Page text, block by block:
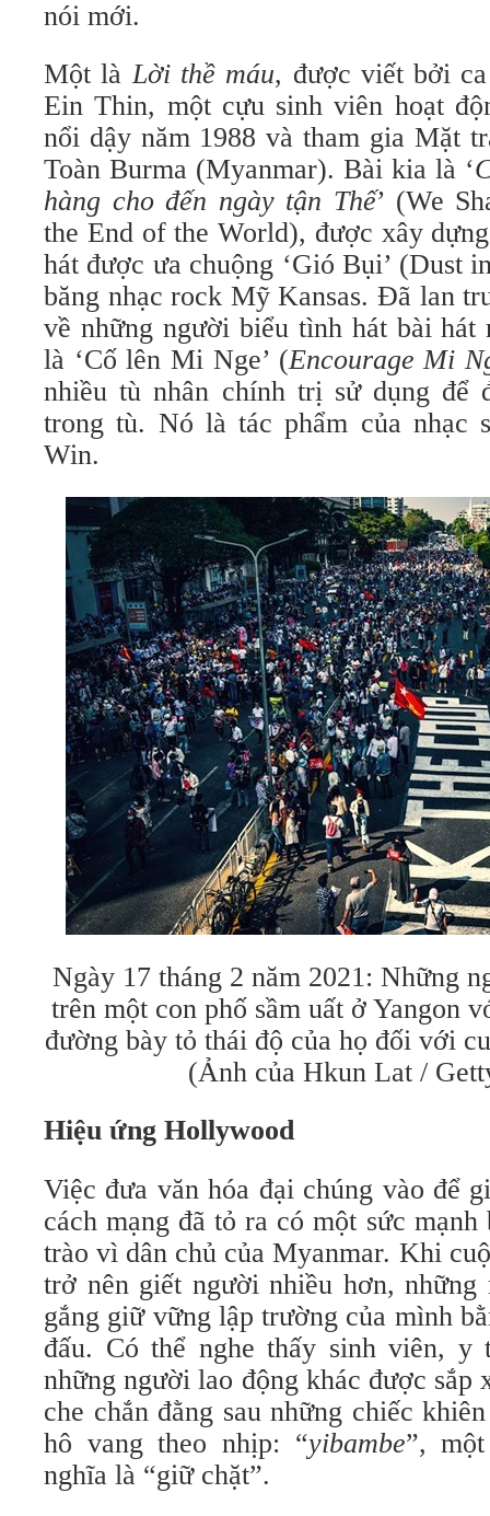
nói mới.
Một làLời thề máu, được viết bởi
Ein Thin, một cựu sinh viên hoạt
nổi dậy năm 1988 và tham gia Mặt
Toàn Burma (Myanmar). Bài kia là ‘
hàng cho đến ngày tận Thế’ (We
the End of the World), được xây
hát được ưa chuộng ‘Gió Bụi’ (Dust
băng nhạc rock Mỹ Kansas. Đã lan
về những người biểu tình hát bài hát
là ‘Cố lên Mi Nge’ (Encourage Mi
nhiều tù nhân chính trị sử dụng để
trong tù. Nó là tác phẩm của nhạc
Win.
Ngày 17 tháng 2 năm 2021: Những
trên một con phố sầm uất ở Yangon
đường bày tỏ thái độ của họ đối với
(Ảnh của Hkun Lat /
Hiệu ứng Hollywood
Việc đưa văn hóa đại chúng vào để
cách mạng đã tỏ ra có một sức
trào vì dân chủ của Myanmar. Khi
trở nên giết người nhiều hơn,
gắng giữ vững lập trường của mình
đấu. Có thể nghe thấy sinh viên, y
những người lao động khác được sắp
che chắn đằng sau những chiếc
hô vang theo nhịp: “yibambe”,
nghĩa là “giữ chặt”.